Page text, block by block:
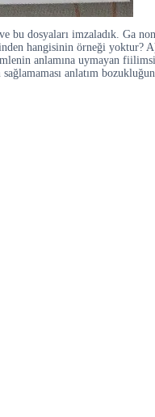
dosyaları imzaladık. Ga
hangisinin örneği yoktur?
anlamına uymayan
anlatım